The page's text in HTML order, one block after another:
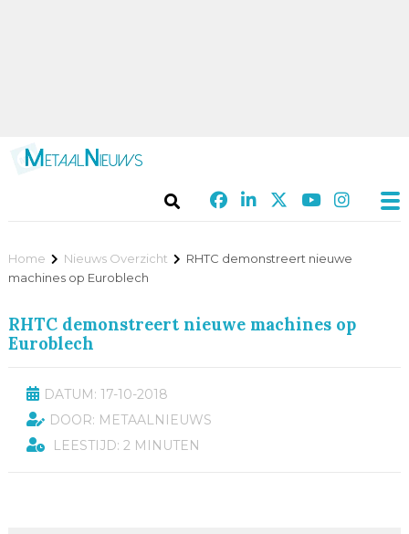
Home Nieuws Overzicht
RHTC demonstreert nieuwe
machines op Euroblech
RHTC demonstreert nieuwe machines op
Euroblech
DATUM: 17-10-2018
DOOR: METAALNIEUWS
LEESTIJD: 2 MINUTEN